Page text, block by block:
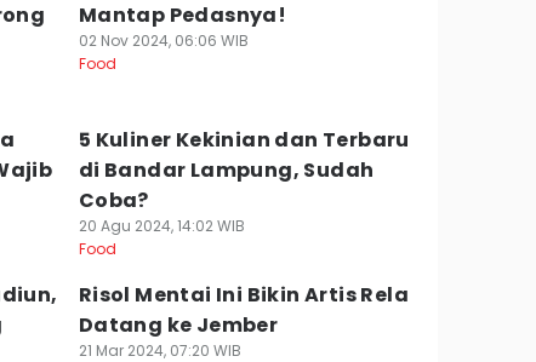
Mantap Pedasnya!
02 Nov 2024, 06:06 WIB
Food
5 Kuliner Kekinian dan Terbaru
di Bandar Lampung, Sudah
Coba?
20 Agu 2024, 14:02 WIB
Food
Risol Mentai Ini Bikin Artis Rela
Datang ke Jember
21 Mar 2024, 07:20 WIB